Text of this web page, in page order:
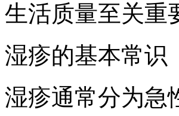
生活质量至关重
湿疹的基本常识
湿疹通常分为急